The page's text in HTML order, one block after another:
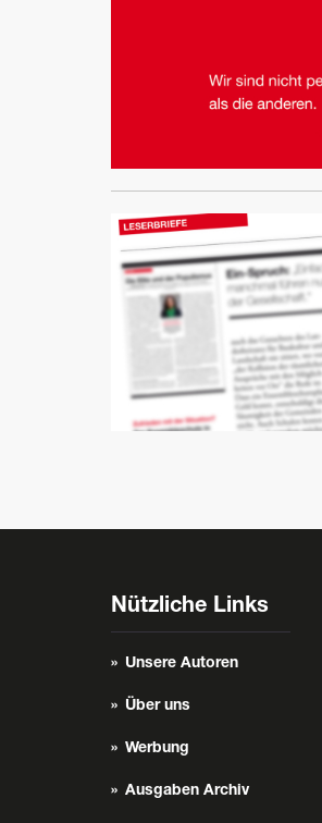
Nützliche Links
Unsere Autoren
Über uns
Werbung
Ausgaben Archiv